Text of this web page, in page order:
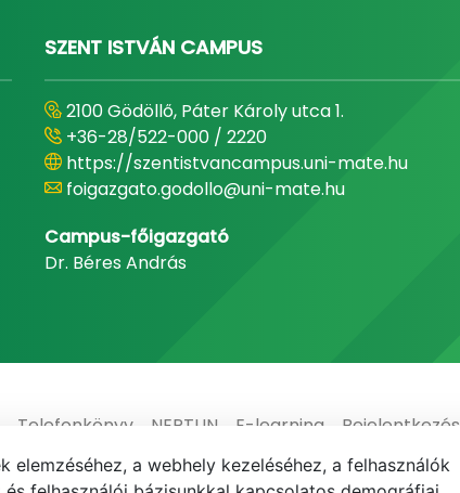
SZENT ISTVÁN CAMPUS
2100 Gödöllő, Páter Károly utca 1.
+36-28/522-000 / 2220
https://szentistvancampus.uni-mate.hu
foigazgato.godollo@uni-mate.hu
Campus-főigazgató
Dr. Béres András
Telefonkönyv NEPTUN E-learning Bejelentkezés
a webhely kezeléséhez, a felhasználók